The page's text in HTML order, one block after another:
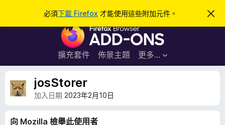
必須下載 Firefox 才能使用這些附加元件。
忽
此
F
r
e
x
擴充套件 佈景主題 更多…
登入
josStorer
加入日期 2023年2月10日
向 Mozilla 檢舉此使用者